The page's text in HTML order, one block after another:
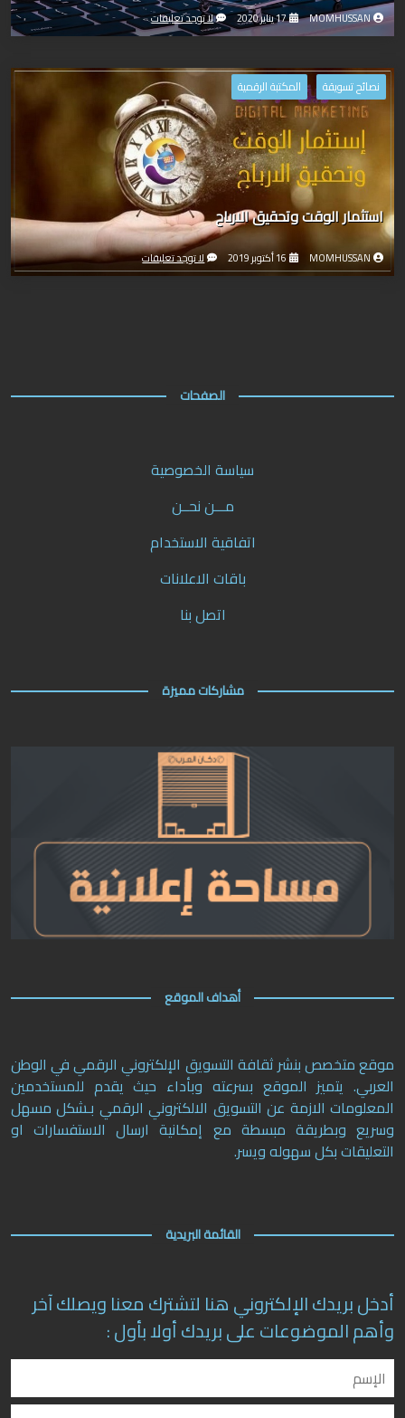
MOMHUSSAN 17 يناير 2020 لا توجد تعليقات
نصائح تسويقة المكتبة الرقمية
استثمار الوقت وتحقيق الارباح
MOMHUSSAN 16 أكتوبر 2019 لا توجد تعليقات
الصفحات
سياسة الخصوصية
مـــن نحــن
اتفاقية الاستخدام
باقات الاعلانات
اتصل بنا
مشاركات مميزة
أهداف الموقع
موقع متخصص بنشر ثقافة التسويق الإلكتروني الرقمي في الوطن
العربي. يتميز الموقع بسرعته وبأداء حيث يقدم للمستخدمين
المعلومات الازمة عن التسويق الالكتروني الرقمي بـشكل مسهل
وسريع وبطريقة مبسطة مع إمكانية ارسال الاستفسارات او
التعليقات بكل سهوله ويسر.
القائمة البريدية
أدخل بريدك الإلكتروني هنا لتشترك معنا ويصلك آخر
وأهم الموضوعات على بريدك أولا بأول :